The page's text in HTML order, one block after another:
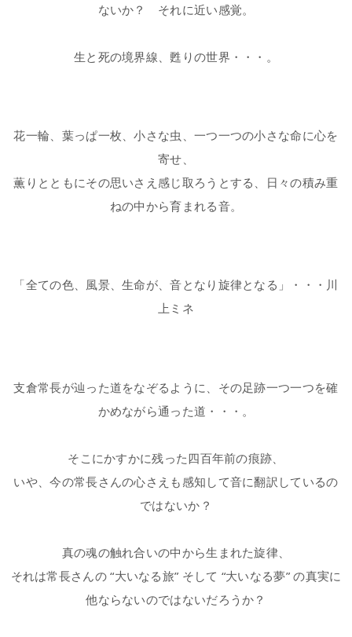
ないか？ それに近い感覚。
生と死の境界線、甦りの世界・・・。
花一輪、葉っぱ一枚、小さな虫、一つ一つの小さな命に心を
寄せ、
薫りとともにその思いさえ感じ取ろうとする、日々の積み重
ねの中から育まれる音。
「全ての色、風景、生命が、音となり旋律となる」・・・川
上ミネ
支倉常長が辿った道をなぞるように、その足跡一つ一つを確
かめながら通った道・・・。
そこにかすかに残った四百年前の痕跡、
いや、今の常長さんの心さえも感知して音に翻訳しているの
ではないか？
真の魂の触れ合いの中から生まれた旋律、
それは常長さんの “大いなる旅” そして “大いなる夢” の真実に
他ならないのではないだろうか？